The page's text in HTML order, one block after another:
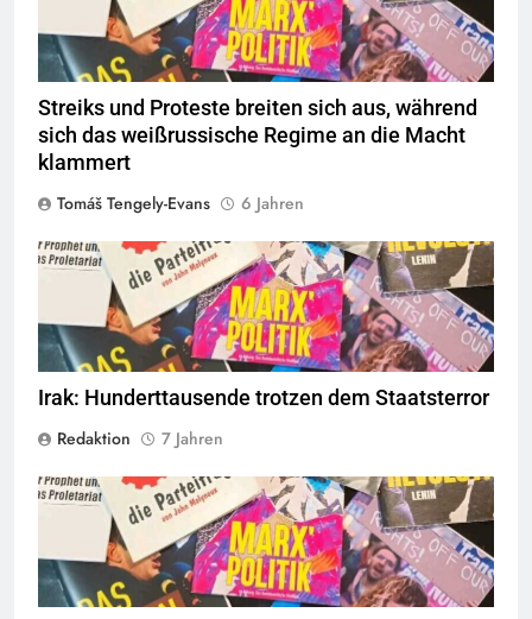
Streiks und Proteste breiten sich aus, während
sich das weißrussische Regime an die Macht
klammert
Tomáš Tengely-Evans
6 Jahren
© linkswende.org,CC-BY-SA-1.0
Irak: Hunderttausende trotzen dem Staatsterror
Redaktion
7 Jahren
© linkswende.org,CC-BY-SA-1.0